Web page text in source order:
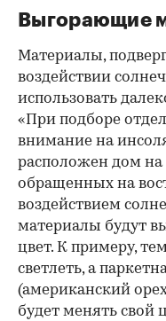
Выгорающие
Материалы,
воздействии
использовать
«При подборе
внимание на
расположен дом на
обращенных на
воздействием
материалы будут
цвет. К примеру,
светлеть, а
(американский
будет менять свой